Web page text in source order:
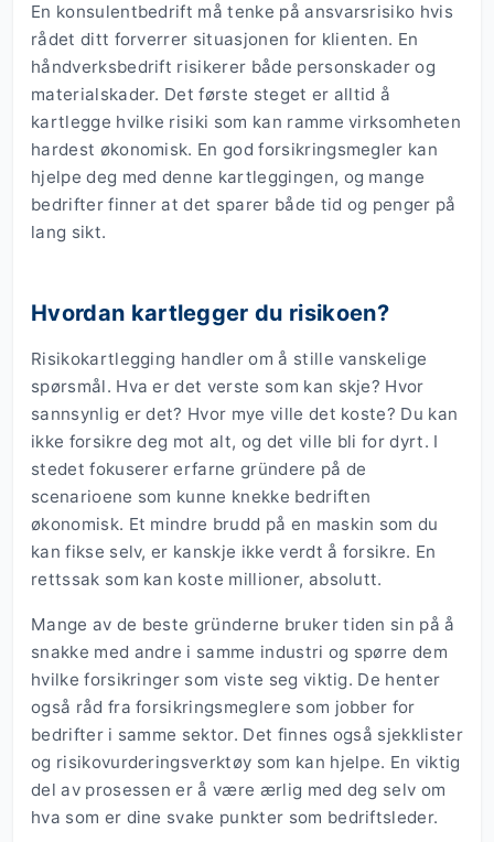
En konsulentbedrift må tenke på ansvarsrisiko hvis
rådet ditt forverrer situasjonen for klienten. En
håndverksbedrift risikerer både personskader og
materialskader. Det første steget er alltid å
kartlegge hvilke risiki som kan ramme virksomheten
hardest økonomisk. En god forsikringsmegler kan
hjelpe deg med denne kartleggingen, og mange
bedrifter finner at det sparer både tid og penger på
lang sikt.
Hvordan kartlegger du risikoen?
Risikokartlegging handler om å stille vanskelige
spørsmål. Hva er det verste som kan skje? Hvor
sannsynlig er det? Hvor mye ville det koste? Du kan
ikke forsikre deg mot alt, og det ville bli for dyrt. I
stedet fokuserer erfarne gründere på de
scenarioene som kunne knekke bedriften
økonomisk. Et mindre brudd på en maskin som du
kan fikse selv, er kanskje ikke verdt å forsikre. En
rettssak som kan koste millioner, absolutt.
Mange av de beste gründerne bruker tiden sin på å
snakke med andre i samme industri og spørre dem
hvilke forsikringer som viste seg viktig. De henter
også råd fra forsikringsmeglere som jobber for
bedrifter i samme sektor. Det finnes også sjekklister
og risikovurderingsverktøy som kan hjelpe. En viktig
del av prosessen er å være ærlig med deg selv om
hva som er dine svake punkter som bedriftsleder.